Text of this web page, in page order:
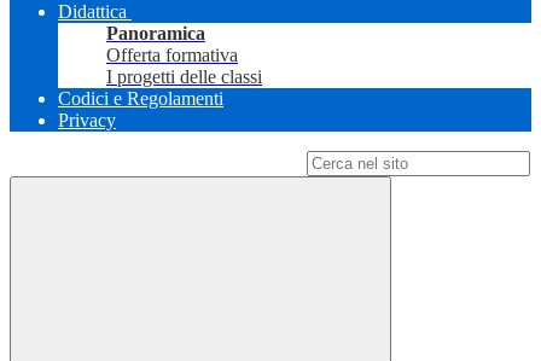
Didattica
Panoramica
Offerta formativa
I progetti delle classi
Codici e Regolamenti
Privacy